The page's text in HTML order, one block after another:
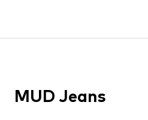
MUD Jeans